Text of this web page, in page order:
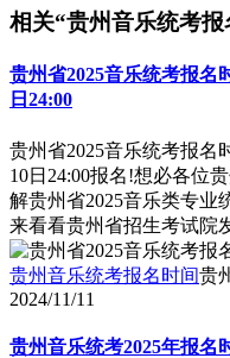
相关“贵州音乐统考
贵州省2025音乐统考报名
日24:00
贵州省2025音乐统考报名
10日24:00报名!想必各位
解贵州省2025音乐类专业
来看看贵州省招生考试院
贵州音乐统考报名时间贵
2024/11/11
贵州音乐统考2025年报名